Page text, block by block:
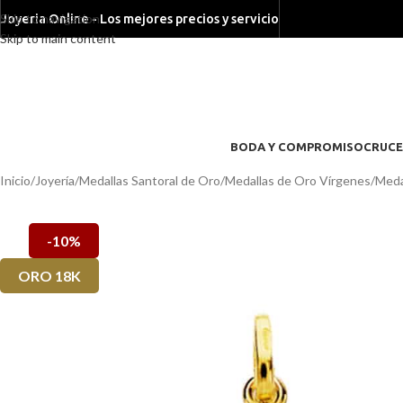
Skip to navigation
Skip to main content
Joyeria Online - Los mejores precios y servicio
BODA Y COMPROMISO
Inicio/Joyería/Medallas Santoral de Oro/Medallas de Oro Vírgenes/
-10%
ORO 18K